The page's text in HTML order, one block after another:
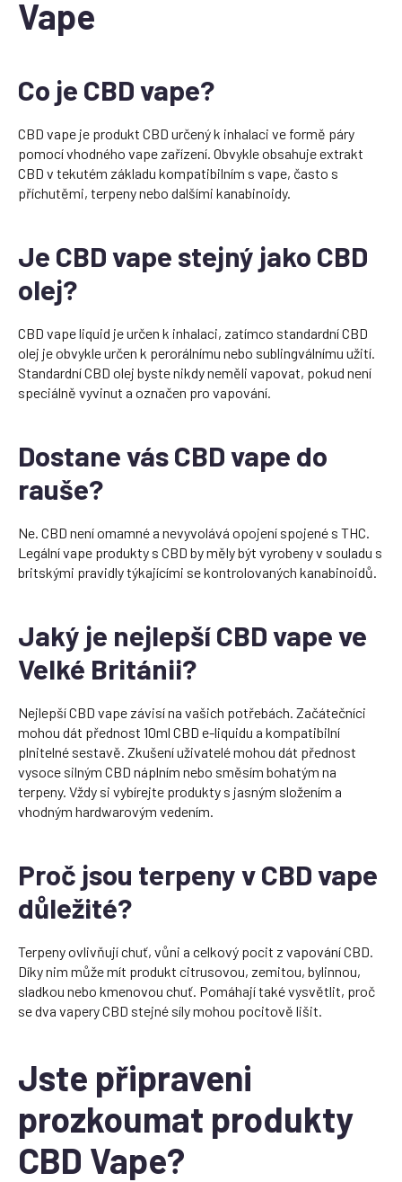
Vape
Co je CBD vape?
CBD vape je produkt CBD určený k inhalaci ve formě páry
pomocí vhodného vape zařízení. Obvykle obsahuje extrakt
CBD v tekutém základu kompatibilním s vape, často s
příchutěmi, terpeny nebo dalšími kanabinoidy.
Je CBD vape stejný jako CBD
olej?
CBD vape liquid je určen k inhalaci, zatímco standardní CBD
olej je obvykle určen k perorálnímu nebo sublingválnímu užití.
Standardní CBD olej byste nikdy neměli vapovat, pokud není
speciálně vyvinut a označen pro vapování.
Dostane vás CBD vape do
rauše?
Ne. CBD není omamné a nevyvolává opojení spojené s THC.
Legální vape produkty s CBD by měly být vyrobeny v souladu s
britskými pravidly týkajícími se kontrolovaných kanabinoidů.
Jaký je nejlepší CBD vape ve
Velké Británii?
Nejlepší CBD vape závisí na vašich potřebách. Začátečníci
mohou dát přednost 10ml CBD e-liquidu a kompatibilní
plnitelné sestavě. Zkušení uživatelé mohou dát přednost
vysoce silným CBD náplním nebo směsím bohatým na
terpeny. Vždy si vybírejte produkty s jasným složením a
vhodným hardwarovým vedením.
Proč jsou terpeny v CBD vape
důležité?
Terpeny ovlivňují chuť, vůni a celkový pocit z vapování CBD.
Díky nim může mít produkt citrusovou, zemitou, bylinnou,
sladkou nebo kmenovou chuť. Pomáhají také vysvětlit, proč
se dva vapery CBD stejné síly mohou pocitově lišit.
Jste připraveni
prozkoumat produkty
CBD Vape?